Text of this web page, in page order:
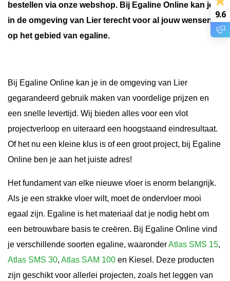
bestellen via onze webshop. Bij Egaline Online kan je
in de omgeving van Lier terecht voor al jouw wensen
op het gebied van egaline.
Bij Egaline Online kan je in de omgeving van Lier
gegarandeerd gebruik maken van voordelige prijzen en
een snelle levertijd. Wij bieden alles voor een vlot
projectverloop en uiteraard een hoogstaand eindresultaat.
Of het nu een kleine klus is of een groot project, bij Egaline
Online ben je aan het juiste adres!
Het fundament van elke nieuwe vloer is enorm belangrijk.
Als je een strakke vloer wilt, moet de ondervloer mooi
egaal zijn. Egaline is het materiaal dat je nodig hebt om
een betrouwbare basis te creëren. Bij Egaline Online vind
je verschillende soorten egaline, waaronderAtlas SMS 15,
Atlas SMS 30, Atlas SAM 100 en Kiesel. Deze producten
zijn geschikt voor allerlei projecten, zoals het leggen van
9.6